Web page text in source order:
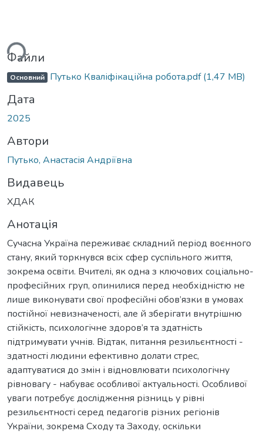
Файли
Основний Путько Кваліфікаційна робота.pdf(1,47 MB)
Дата
2025
Автори
Путько, Анастасія Андріївна
Видавець
ХДАК
Анотація
Сучасна Україна переживає складний період воєнного
стану, який торкнувся всіх сфер суспільного життя,
зокрема освіти. Вчителі, як одна з ключових соціально-
професійних груп, опинилися перед необхідністю не
лише виконувати свої професійні обов’язки в умовах
постійної невизначеності, але й зберігати внутрішню
стійкість, психологічне здоров’я та здатність
підтримувати учнів. Відтак, питання резильєнтності -
здатності людини ефективно долати стрес,
адаптуватися до змін і відновлювати психологічну
рівновагу - набуває особливої актуальності. Особливої
уваги потребує дослідження різниць у рівні
резильєнтності серед педагогів різних регіонів
України, зокрема Сходу та Заходу, оскільки